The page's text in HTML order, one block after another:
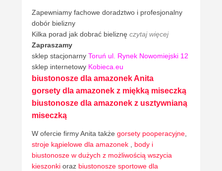
Zapewniamy fachowe doradztwo i profesjonalny
dobór bielizny
Kilka porad jak dobrać bieliznę czytaj więcej
Zapraszamy
sklep stacjonarny Toruń ul. Rynek Nowomiejski 12
sklep internetowy Kobieca.eu
biustonosze dla amazonek Anita
gorsety dla amazonek z miękką miseczką
biustonosze dla amazonek z usztywnianą
miseczką
W ofercie firmy Anita także gorsety pooperacyjne,
stroje kąpielowe dla amazonek , body i
biustonosze w dużych z możliwością wszycia
kieszonki oraz biustonosze sportowe dla